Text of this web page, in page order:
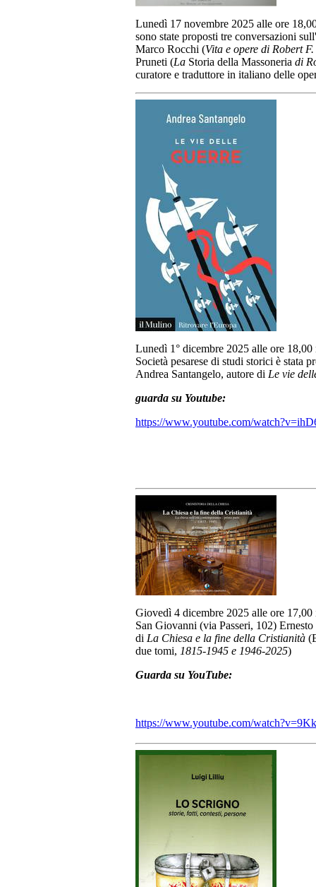
Lunedì 17 novembre 2025 alle ore
sono state proposti tre conversazioni
Marco Rocchi (Vita e opere di Robert
Pruneti (La Storia della Massoneria di
curatore e traduttore in italiano delle
Lunedì 1° dicembre 2025 alle ore
Società pesarese di studi storici è stata
Andrea Santangelo, autore di Le vie
guarda su Youtube:
https://www.youtube.com/
Giovedì 4 dicembre 2025 alle ore
San Giovanni (via Passeri, 102)
di La Chiesa e la fine della Cristianità
due tomi, 1815-1945 e 1946-2025)
Guarda su YouTube:
https://www.youtube.com/